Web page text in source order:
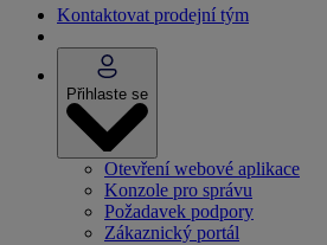
Kontaktovat prodejní tým
Přihlaste se
Otevření webové aplikace
Konzole pro správu
Požadavek podpory
Zákaznický portál